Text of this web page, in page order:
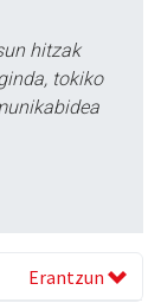
hitzak
tokiko
Erantzun